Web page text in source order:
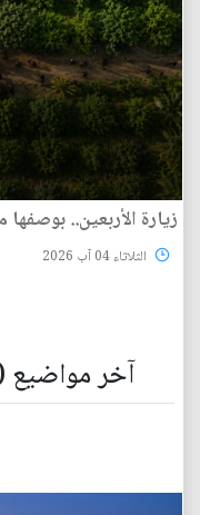
زيارة الأربعين.. بوصفها
الثلاثاء 04 آب 2026
آخر مواضيع